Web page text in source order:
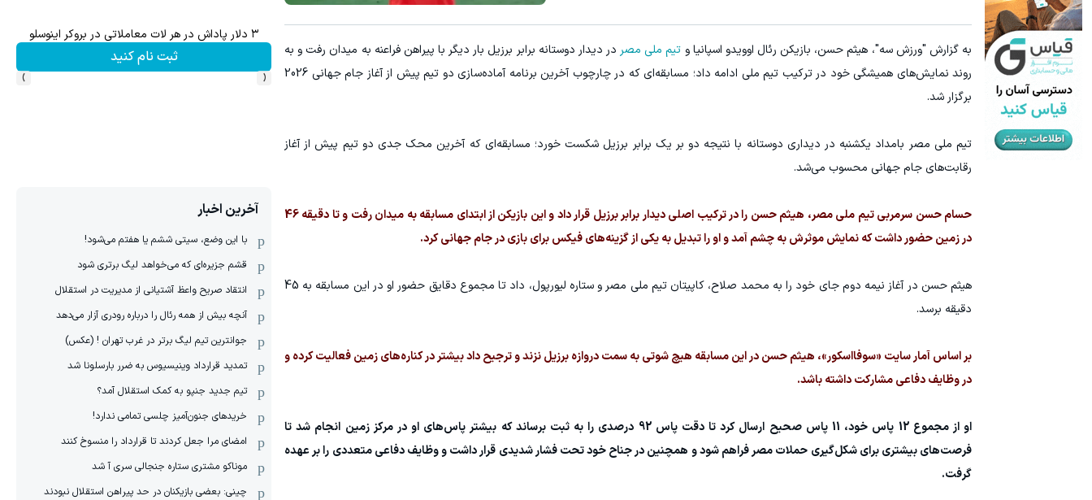
به گزارش "ورزش سه"، هيثم حسن، بازیکن رئال اوویدو اسپانیا و تیم ملی مصردر دیدار دوستانه برابر برزیل بار دیگر با پیراهن فراعنه به میدان رفت و به
روند نمایش‌های همیشگی خود در ترکیب تیم ملی ادامه داد؛ مسابقه‌ای که در چارچوب آخرین برنامه آماده‌سازی دو تیم پیش از آغاز جام جهانی 2026
برگزار شد.
تیم ملی مصر بامداد یکشنبه در دیداری دوستانه با نتیجه دو بر یک برابر برزیل شکست خورد؛ مسابقه‌ای که آخرین محک جدی دو تیم پیش از آغاز
رقابت‌های جام جهانی محسوب می‌شد.
حسام حسن سرمربی تیم ملی مصر، هيثم حسن را در ترکیب اصلی دیدار برابر برزیل قرار داد و این بازیکن از ابتدای مسابقه به میدان رفت و تا دقیقه 46
در زمین حضور داشت که نمایش موثرش به چشم آمد و او را تبدیل به یکی از گزینه‌های فیکس برای بازی در جام جهانی کرد.
هيثم حسن در آغاز نیمه دوم جای خود را به محمد صلاح، کاپیتان تیم ملی مصر و ستاره لیورپول، داد تا مجموع دقایق حضور او در این مسابقه به 45
دقیقه برسد.
بر اساس آمار سایت «سوفااسکور»، هيثم حسن در این مسابقه هیچ شوتی به سمت دروازه برزیل نزند و ترجیح داد بیشتر در کناره‌های زمین فعالیت کرده و
در وظایف دفاعی مشارکت داشته باشد.
او از مجموع 12 پاس خود، 11 پاس صحیح ارسال کرد تا دقت پاس 92 درصدی را به ثبت برساند که بیشتر پاس‌های او در مرکز زمین انجام شد تا
فرصت‌های بیشتری برای شکل‌گیری حملات مصر فراهم شود و همچنین در جناح خود تحت فشار شدیدی قرار داشت و وظایف دفاعی متعددی را بر عهده
گرفت.
۳ دلار پاداش در هر لات معاملاتی در بروکر اینوسلو
ثبت نام کنید
‹
›
آخرین اخبار
با این وضع، سیتی ششم یا هفتم می‌شود!
قشم جزیره‌ای که می‌خواهد لیگ برتری شود
انتقاد صریح واعظ آشتیانی از مدیریت در استقلال
آنچه بیش از همه رئال را درباره رودری آزار می‌دهد
جوانترین تیم لیگ برتر در غرب تهران ! (عکس)
تمدید قرارداد وینیسیوس به ضرر بارسلونا شد
تیم جدید جنپو به کمک استقلال آمد؟
خریدهای جنون‌آمیز چلسی تمامی ندارد!
امضای مرا جعل کردند تا قرارداد را منسوخ کنند
موناکو مشتری ستاره جنجالی سری آ شد
چینی: بعضی بازیکنان در حد پیراهن استقلال نبودند